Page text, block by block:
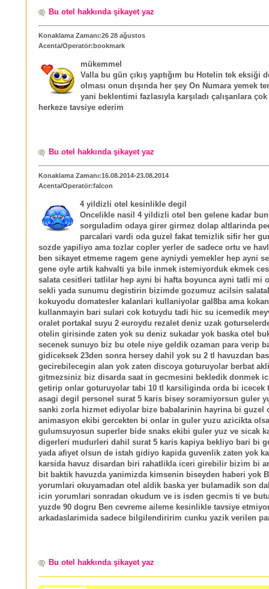
Bu otel hakkında şikayet yaz
Konaklama Zamanı:26 28 ağustos
Acenta/Operatör:bookmark
mükemmel
Valla bu gün çıkış yaptığım bu Hotelin tek eksiği
olması onun dışında her şey On Numara yemek
yani beklentimi fazlasıyla karşıladı çalışanlara
herkeze tavsiye ederim
Bu otel hakkında şikayet yaz
Konaklama Zamanı:16.08.2014-23.08.2014
Acenta/Operatör:falcon
4 yildizli otel kesinlikle degil
Oncelikle nasil 4 yildizli otel ben gelene kadar
sorguladim odaya girer girmez dolap altlarinda
parcalari vardi oda guzel fakat temizlik sifir her
sozde yapiliyo ama tozlar copler yerler de sadece ortu ve
ben sikayet etmeme ragem gene ayniydi yemekler hep ayni
gene oyle artik kahvalti ya bile inmek istemiyorduk ekmek
salata cesitleri tatlilar hep ayni bi hafta boyunca ayni tatli mi
sekli yada sunumu degistirin bizimde gozumuz acilsin
kokuyodu domatesler kalanlari kullaniyolar gal8ba ama
kullanmayin bari sulari cok kotuydu tadi hic su icemedik
oralet portakal suyu 2 euroydu rezalet deniz uzak
otelin girisinde zaten yok su deniz sukadar yok baska otel
secenek sunuyo biz bu otele niye geldik ozaman para verip
gidiceksek 23den sonra hersey dahil yok su 2 tl havuzdan
gecirebilecegin alan yok zaten discoya goturuyolar berbat
gitmezsiniz biz disarda saat in gecmesini bekledik donmek
getirip onlar goturuyolar tabi 10 tl karsiliginda orda bi icecek
asagi degil personel surat 5 karis bisey soramiyorsun guler
sanki zorla hizmet ediyolar bize babalarinin hayrina bi guzel
animasyon ekibi gercekten bi onlar in guler yuzu azicikta olsa
gulumsuyosun superler bide snaks ekibi guler yuz ve sicak
digerleri mudurleri dahil surat 5 karis kapiya bekliyo bari bi
yada afiyet olsun de istah gidiyo kapida guvenlik zaten yok
karsida havuz disardan biri rahatlikla iceri girebilir bizim bi
bit baktik havuzda yanimizda kimsenin biseyden haberi yok
yorumlari okuyamadan otel aldik baska yer bulamadik son
icin yorumlari sonradan okudum ve is isden gecmis ti ve
yuzde 90 dogru Ben cevreme aileme kesinlikle tavsiye
arkadaslarimida sadece bilgilendiririm cunku yazik verilen
Bu otel hakkında şikayet yaz